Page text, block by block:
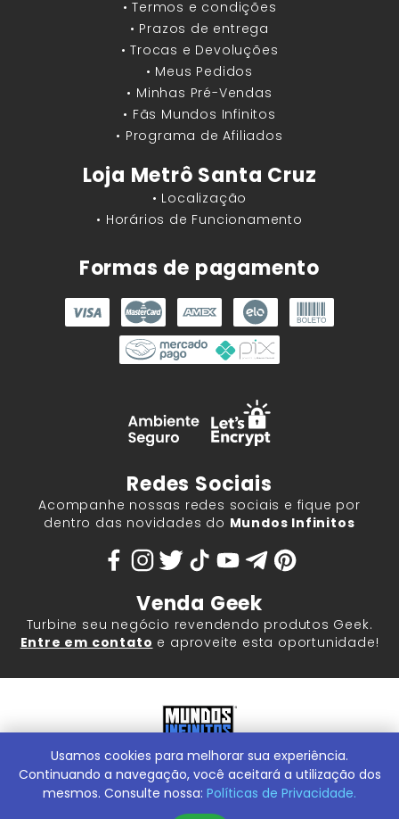
• Termos e condições
• Prazos de entrega
• Trocas e Devoluções
• Meus Pedidos
• Minhas Pré-Vendas
• Fãs Mundos Infinitos
• Programa de Afiliados
Loja Metrô Santa Cruz
• Localização
• Horários de Funcionamento
Formas de pagamento
Redes Sociais
Acompanhe nossas redes sociais e fique por
dentro das novidades do Mundos Infinitos
Venda Geek
Turbine seu negócio revendendo produtos Geek.
Entre em contato e aproveite esta oportunidade!
Mundos Infinitos - Publicações e Geek Store |ContentStuff
Publicações e Assinaturas Ltda. CNPJ - 05.859.917/0001-60.
Conheça nossa Loja Física:Rua Machado Bitencourt, 291 -
Usamos cookies para melhorar sua experiência.
Continuando a navegação, você aceitará a utilização dos
mesmos. Consulte nossa: Políticas de Privacidade.